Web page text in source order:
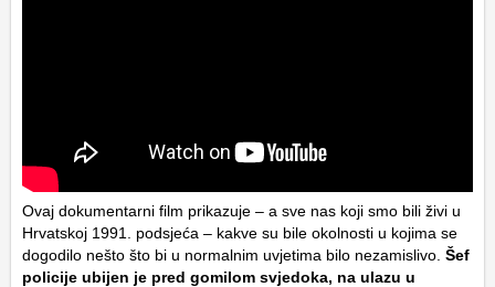
Ovaj dokumentarni film prikazuje – a sve nas koji smo bili živi u
Hrvatskoj 1991. podsjeća – kakve su bile okolnosti u kojima se
dogodilo nešto što bi u normalnim uvjetima bilo nezamislivo. Šef
policije ubijen je pred gomilom svjedoka, na ulazu u